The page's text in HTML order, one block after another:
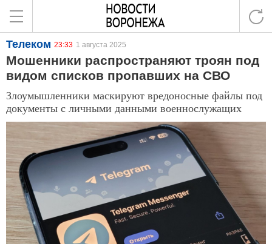
Телеком 23:33 1 августа 2025
Мошенники распространяют троян под
видом списков пропавших на СВО
Злоумышленники маскируют вредоносные файлы под
документы с личными данными военнослужащих